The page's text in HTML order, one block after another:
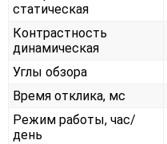
статическая
Контрастность
динамическая
Углы обзора
Время отклика, мс
Режим работы, час/
день